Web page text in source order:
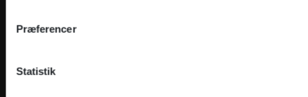
Præferencer
Statistik
Genveje
Om Altiden